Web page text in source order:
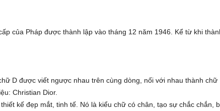
của Pháp được thành lập vào tháng 12 năm 1946. Kể từ khi
D được viết ngược nhau trên cùng dòng, nối với nhau thành chữ
Christian Dior.
kế đẹp mắt, tinh tế. Nó là kiểu chữ có chân, tạo sự chắc chắn,